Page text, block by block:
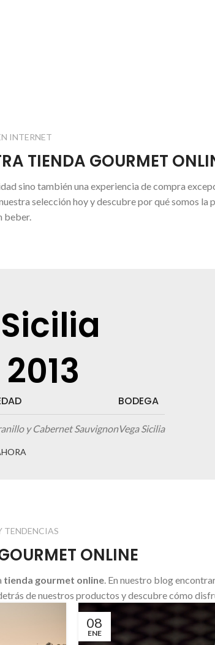
INTERNET
TIENDA GOURMET
sino también una experiencia de compra
selección hoy y descubre por qué somos la
beber.
y Cabernet Sauvignon
BODEGA
Vega Sicilia
TENDENCIAS
ONLINE
tienda gourmet online. En nuestro blog
de nuestros productos y descubre cómo
08
ENE